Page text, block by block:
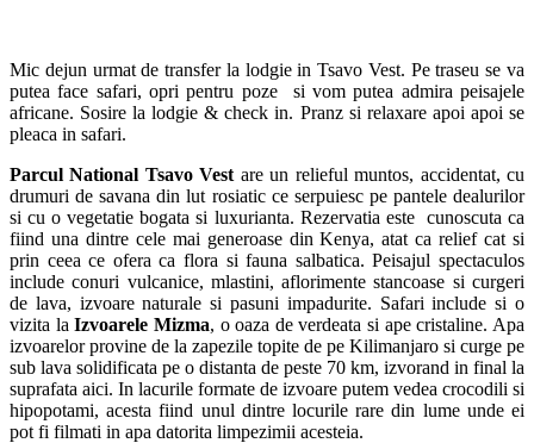
Mic dejun urmat de transfer la lodgie in Tsavo Vest. Pe traseu se va
putea face safari, opri pentru poze si vom putea admira peisajele
africane. Sosire la lodgie & check in. Pranz si relaxare apoi apoi se
pleaca in safari.
Parcul National Tsavo Vest are un relieful muntos, accidentat, cu
drumuri de savana din lut rosiatic ce serpuiesc pe pantele dealurilor
si cu o vegetatie bogata si luxurianta. Rezervatia este cunoscuta ca
fiind una dintre cele mai generoase din Kenya, atat ca relief cat si
prin ceea ce ofera ca flora si fauna salbatica. Peisajul spectaculos
include conuri vulcanice, mlastini, aflorimente stancoase si curgeri
de lava, izvoare naturale si pasuni impadurite. Safari include si o
vizita laIzvoarele Mizma, o oaza de verdeata si ape cristaline. Apa
izvoarelor provine de la zapezile topite de pe Kilimanjaro si curge pe
sub lava solidificata pe o distanta de peste 70 km, izvorand in final la
suprafata aici. In lacurile formate de izvoare putem vedea crocodili si
hipopotami, acesta fiind unul dintre locurile rare din lume unde ei
pot fi filmati in apa datorita limpezimii acesteia.